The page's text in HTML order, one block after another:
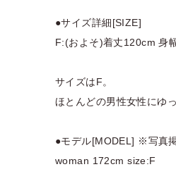
●サイズ詳細[SIZE]
F:(およそ)着丈120cm 身
サイズはF。
ほとんどの男性女性にゆ
●モデル[MODEL] ※写真
woman 172cm size:F